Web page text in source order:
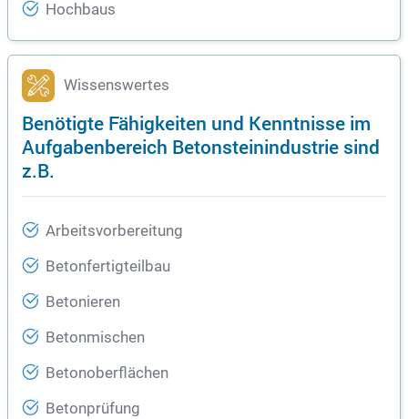
Hochbaus
Wissenswertes
Benötigte Fähigkeiten und Kenntnisse im
Aufgabenbereich Betonsteinindustrie sind
z.B.
Arbeitsvorbereitung
Betonfertigteilbau
Betonieren
Betonmischen
Betonoberflächen
Betonprüfung